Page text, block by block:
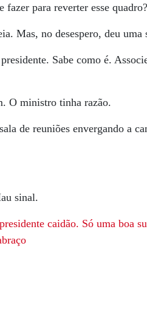
fazer para reverter esse
Mas, no desespero, deu uma
Sabe como é.
O ministro tinha razão.
de reuniões envergando a
sinal.
caidão. Só uma boa